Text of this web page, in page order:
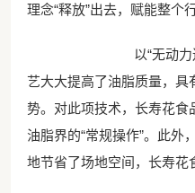
理念“释放”出去，赋能整个
以“无动
艺大大提高了油脂质量，具
势。对此项技术，长寿花食
油脂界的“常规操作”。此外
地节省了场地空间，长寿花